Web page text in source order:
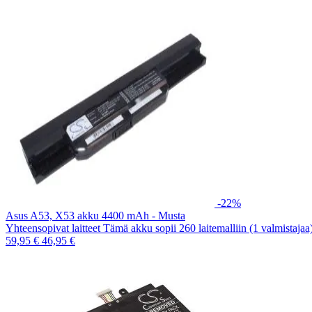
-22%
Asus A53, X53 akku 4400 mAh - Musta
Yhteensopivat laitteet Tämä akku sopii 260 laitemalliin (1
59,95 € 46,95 €